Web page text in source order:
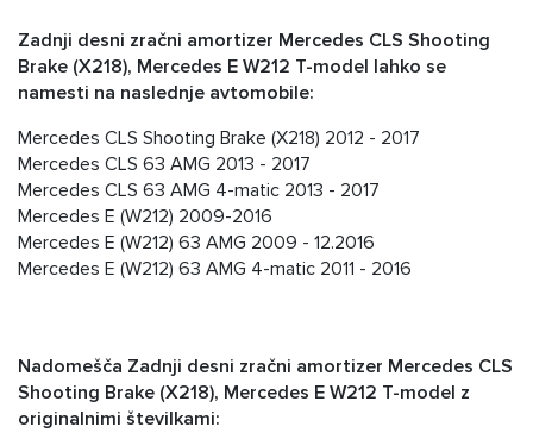
Zadnji desni zračni amortizer Mercedes CLS Shooting
Brake (X218), Mercedes E W212 T-model lahko se
namesti na naslednje avtomobile:
Mercedes CLS Shooting Brake (X218) 2012 - 2017
Mercedes CLS 63 AMG 2013 - 2017
Mercedes CLS 63 AMG 4-matic 2013 - 2017
Mercedes E (W212) 2009-2016
Mercedes E (W212) 63 AMG 2009 - 12.2016
Mercedes E (W212) 63 AMG 4-matic 2011 - 2016
Nadomešča Zadnji desni zračni amortizer Mercedes CLS
Shooting Brake (X218), Mercedes E W212 T-model z
originalnimi številkami: